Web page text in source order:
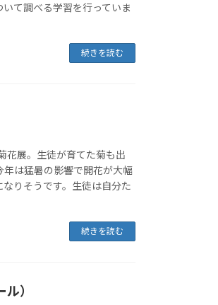
て調べる学習を行っていま
続きを読む
花展。生徒が育てた菊も出
は猛暑の影響で開花が大幅
りそうです。生徒は自分た
続きを読む
）